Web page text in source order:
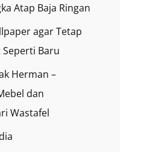
Atap Baja Ringan
agar Tetap
Baru
Herman –
dan
Wastafel